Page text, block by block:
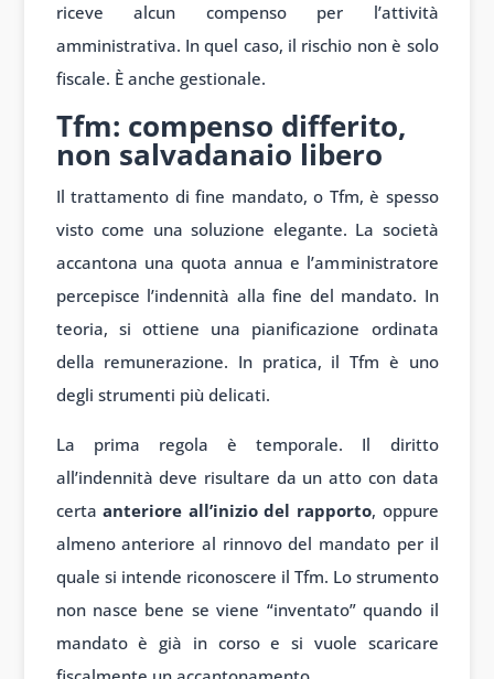
riceve alcun compenso per l’attività
amministrativa. In quel caso, il rischio non è solo
fiscale. È anche gestionale.
Tfm: compenso differito,
non salvadanaio libero
Il trattamento di fine mandato, o Tfm, è spesso
visto come una soluzione elegante. La società
accantona una quota annua e l’amministratore
percepisce l’indennità alla fine del mandato. In
teoria, si ottiene una pianificazione ordinata
della remunerazione. In pratica, il Tfm è uno
degli strumenti più delicati.
La prima regola è temporale. Il diritto
all’indennità deve risultare da un atto con data
certaanteriore all’inizio del rapporto, oppure
almeno anteriore al rinnovo del mandato per il
quale si intende riconoscere il Tfm. Lo strumento
non nasce bene se viene “inventato” quando il
mandato è già in corso e si vuole scaricare